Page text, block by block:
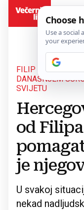
FILIP JE BIO
DANAŠNJEM
SVIJETU
od
je
U svakoj
nekad